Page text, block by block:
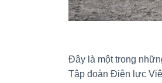
Đây là một trong
Tập đoàn Điện lực